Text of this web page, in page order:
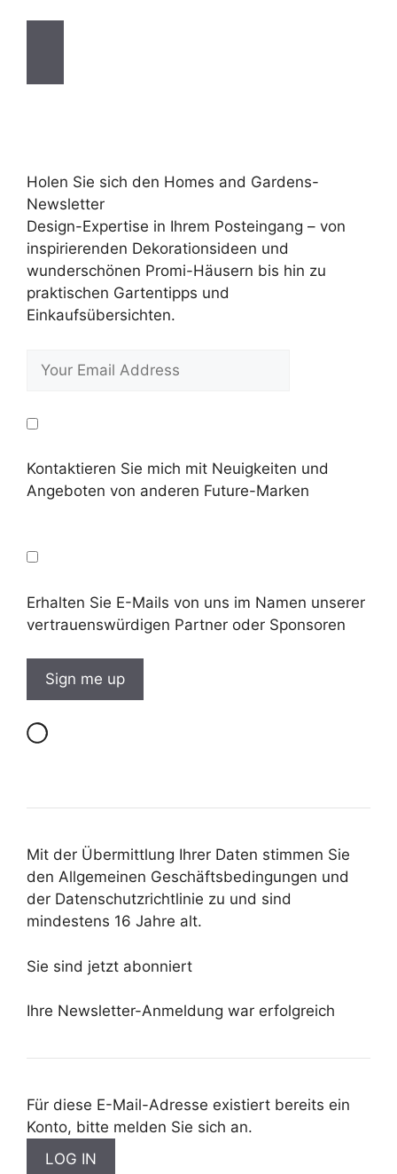
Holen Sie sich den Homes and Gardens-
Newsletter
Design-Expertise in Ihrem Posteingang – von
inspirierenden Dekorationsideen und
wunderschönen Promi-Häusern bis hin zu
praktischen Gartentipps und
Einkaufsübersichten.
Kontaktieren Sie mich mit Neuigkeiten und
Angeboten von anderen Future-Marken
Erhalten Sie E-Mails von uns im Namen unserer
vertrauenswürdigen Partner oder Sponsoren
Mit der Übermittlung Ihrer Daten stimmen Sie
den Allgemeinen Geschäftsbedingungen und
der Datenschutzrichtlinie zu und sind
mindestens 16 Jahre alt.
Sie sind jetzt abonniert
Ihre Newsletter-Anmeldung war erfolgreich
Für diese E-Mail-Adresse existiert bereits ein
Konto, bitte melden Sie sich an.